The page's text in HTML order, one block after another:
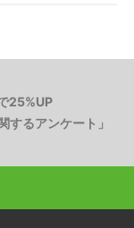
25%UP
るアンケート」